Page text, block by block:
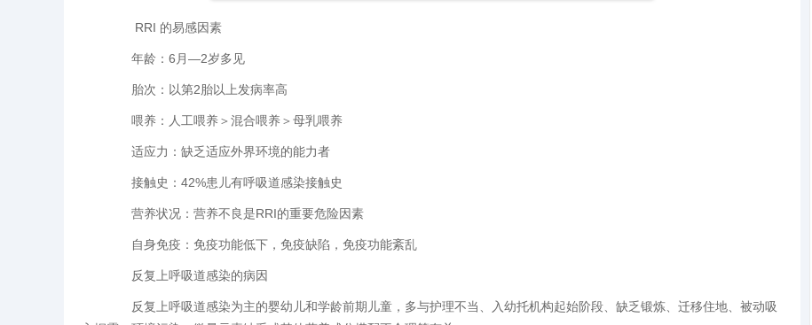
RRI 的易感因素
年龄：6月—2岁多见
胎次：以第2胎以上发病率高
喂养：人工喂养＞混合喂养＞母乳喂养
适应力：缺乏适应外界环境的能力者
接触史：42%患儿有呼吸道感染接触史
营养状况：营养不良是RRI的重要危险因素
自身免疫：免疫功能低下，免疫缺陷，免疫功能紊乱
反复上呼吸道感染的病因
反复上呼吸道感染为主的婴幼儿和学龄前期儿童，多与护理不当、入幼托机构起始阶段、缺乏锻炼、迁移住地、被动吸